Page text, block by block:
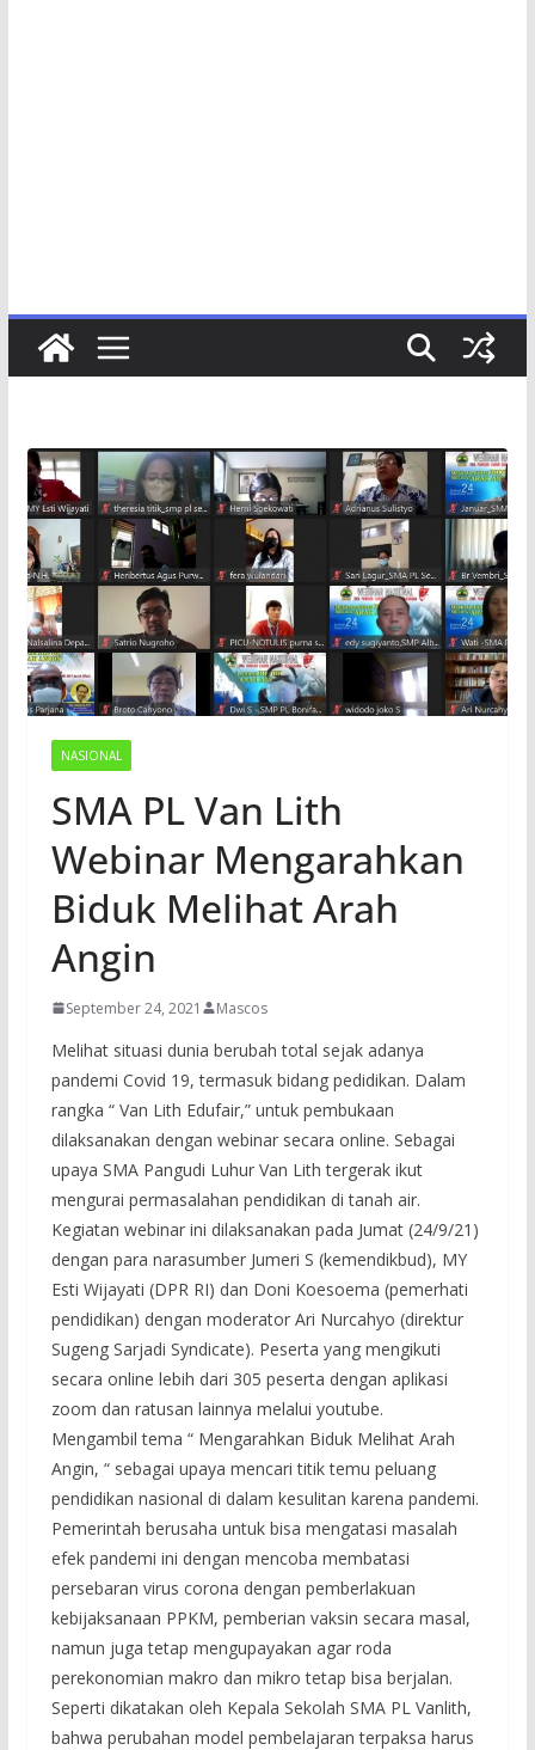
NASIONAL
SMA PL Van Lith
Webinar Mengarahkan
Biduk Melihat Arah
Angin
September 24, 2021 Mascos
Melihat situasi dunia berubah total sejak adanya
pandemi Covid 19, termasuk bidang pedidikan. Dalam
rangka “ Van Lith Edufair,” untuk pembukaan
dilaksanakan dengan webinar secara online. Sebagai
upaya SMA Pangudi Luhur Van Lith tergerak ikut
mengurai permasalahan pendidikan di tanah air.
Kegiatan webinar ini dilaksanakan pada Jumat (24/9/21)
dengan para narasumber Jumeri S (kemendikbud), MY
Esti Wijayati (DPR RI) dan Doni Koesoema (pemerhati
pendidikan) dengan moderator Ari Nurcahyo (direktur
Sugeng Sarjadi Syndicate). Peserta yang mengikuti
secara online lebih dari 305 peserta dengan aplikasi
zoom dan ratusan lainnya melalui youtube.
Mengambil tema “ Mengarahkan Biduk Melihat Arah
Angin, “ sebagai upaya mencari titik temu peluang
pendidikan nasional di dalam kesulitan karena pandemi.
Pemerintah berusaha untuk bisa mengatasi masalah
efek pandemi ini dengan mencoba membatasi
persebaran virus corona dengan pemberlakuan
kebijaksanaan PPKM, pemberian vaksin secara masal,
namun juga tetap mengupayakan agar roda
perekonomian makro dan mikro tetap bisa berjalan.
Seperti dikatakan oleh Kepala Sekolah SMA PL Vanlith,
bahwa perubahan model pembelajaran terpaksa harus